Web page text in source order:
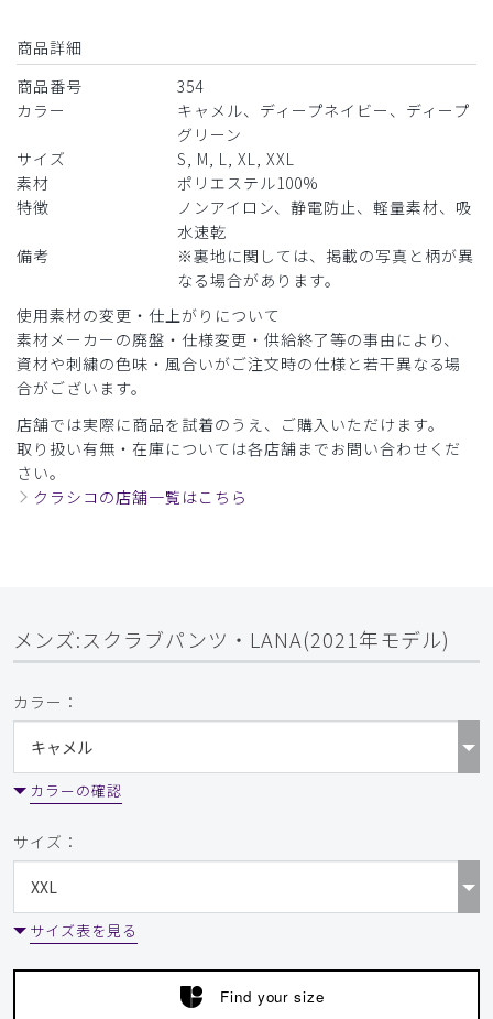
商品詳細
商品番号
354
カラー
キャメル、ディープネイビー、ディープ
グリーン
サイズ
S, M, L, XL, XXL
素材
ポリエステル100%
特徴
ノンアイロン、静電防止、軽量素材、吸
水速乾
備考
※裏地に関しては、掲載の写真と柄が異
なる場合があります。
使用素材の変更・仕上がりについて
素材メーカーの廃盤・仕様変更・供給終了等の事由により、
資材や刺繍の色味・風合いがご注文時の仕様と若干異なる場
合がございます。
店舗では実際に商品を試着のうえ、ご購入いただけます。
取り扱い有無・在庫については各店舗までお問い合わせくだ
さい。
クラシコの店舗一覧はこちら
メンズ:スクラブパンツ・LANA(2021年モデル)
カラー：
カラーの確認
サイズ：
サイズ表を見る
Find your size